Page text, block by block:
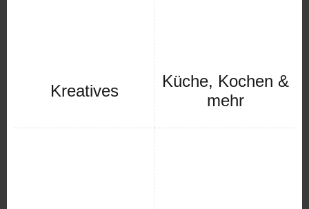
Kreatives
Küche, Kochen &
mehr